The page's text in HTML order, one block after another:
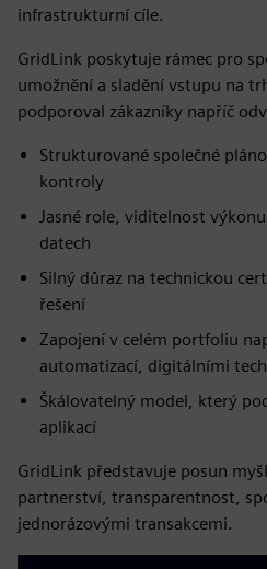
infrastrukturní cíle.
GridLink poskytuje rámec pro
umožnění a sladění vstupu na
podporoval zákazníky napříč
Strukturované společné
kontroly
Jasné role, viditelnost
datech
Silný důraz na technickou
řešení
Zapojení v celém portfoliu
automatizací, digitálními
Škálovatelný model, který
aplikací
GridLink představuje posun
partnerství, transparentnost,
jednorázovými transakcemi.